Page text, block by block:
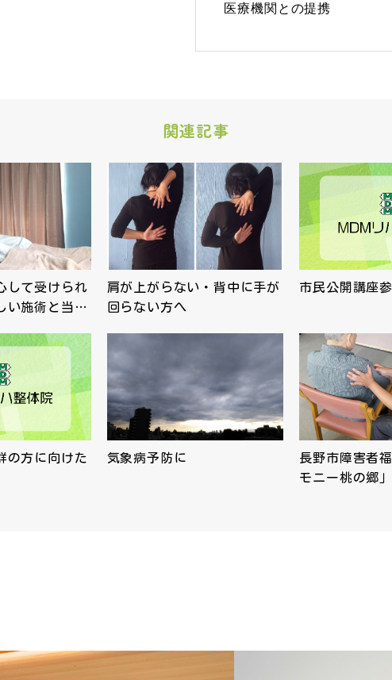
医療機関との提携
関連記事
して受けられ
い施術と当…
肩が上がらない・背中に手が
回らない方へ
市民公開講座
の方に向けた
気象病予防に
長野市障害者
モニー桃の郷